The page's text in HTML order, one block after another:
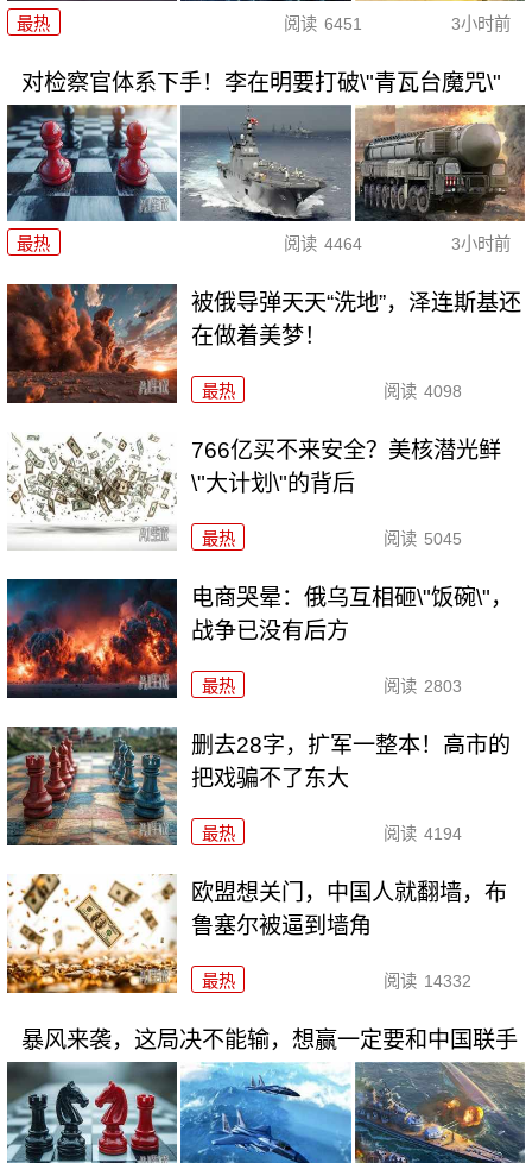
最热 阅读 6451 3小时前
对检察官体系下手！李在明要打破\"青瓦台魔咒\"
最热 阅读 4464 3小时前
被俄导弹天天“洗地”，泽连斯基还
在做着美梦！
最热 阅读 4098
766亿买不来安全？美核潜光鲜
\"大计划\"的背后
最热 阅读 5045
电商哭晕：俄乌互相砸\"饭碗\"，
战争已没有后方
最热 阅读 2803
删去28字，扩军一整本！高市的
把戏骗不了东大
最热 阅读 4194
欧盟想关门，中国人就翻墙，布
鲁塞尔被逼到墙角
最热 阅读 14332
暴风来袭，这局决不能输，想赢一定要和中国联手